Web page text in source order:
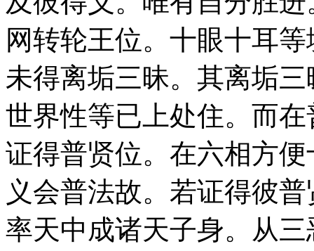
网转轮王位。十眼十耳
未得离垢三昧。其离垢
世界性等已上处住。而
证得普贤位。在六相方
义会普法故。若证得彼
率天中成诸天子身。从